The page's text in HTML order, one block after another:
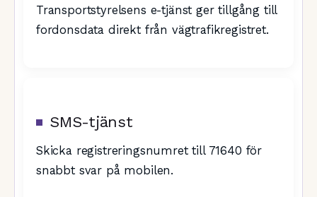
Transportstyrelsens e-tjänst ger tillgång till
fordonsdata direkt från vägtrafikregistret.
SMS-tjänst
Skicka registreringsnumret till 71640 för
snabbt svar på mobilen.